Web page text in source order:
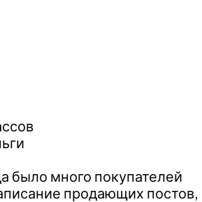
было много покупателей
продающих постов,